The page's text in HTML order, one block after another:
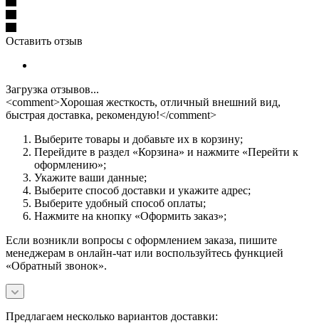
Оставить отзыв
Загрузка отзывов...
<comment>Хорошая жесткость, отличный внешний вид,
быстрая доставка, рекомендую!</comment>
Выберите товары и добавьте их в корзину;
Перейдите в раздел «Корзина» и нажмите «Перейти к
оформлению»;
Укажите ваши данные;
Выберите способ доставки и укажите адрес;
Выберите удобный способ оплаты;
Нажмите на кнопку «Оформить заказ»;
Если возникли вопросы с оформлением заказа, пишите
менеджерам в онлайн-чат или воспользуйтесь функцией
«Обратный звонок».
Предлагаем несколько вариантов доставки: